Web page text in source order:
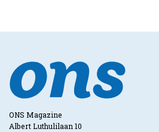
ONS Magazine
Albert Luthulilaan 10